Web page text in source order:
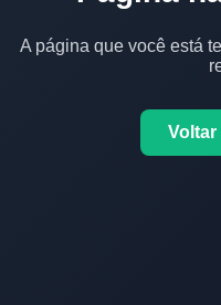
A página que você está
Voltar